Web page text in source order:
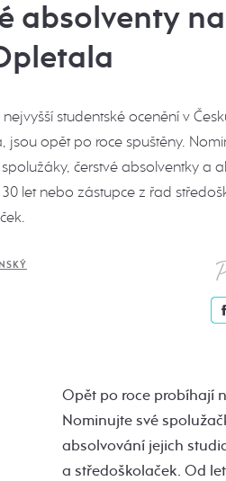
absolventy
studentské ocenění v
jsou opět po roce spuštěny.
čerstvé absolventky a
let nebo zástupce z řad
Opět po roce probíhají
Nominujte své
absolvování jejich
a středoškolaček. Od